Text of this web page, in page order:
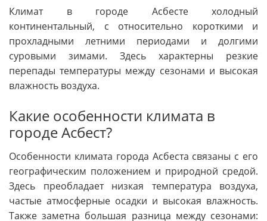
Климат в городе Асбесте холодный
континентальный, с относительно короткими и
прохладными летними периодами и долгими
суровыми зимами. Здесь характерны резкие
перепады температуры между сезонами и высокая
влажность воздуха.
Какие особенности климата в
городе Асбест?
Особенности климата города Асбеста связаны с его
географическим положением и природной средой.
Здесь преобладает низкая температура воздуха,
частые атмосферные осадки и высокая влажность.
Также заметна большая разница между сезонами: